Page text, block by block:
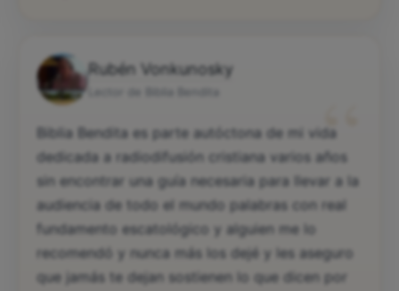
Rubén Vonkunosky
“
Biblia Bendita es parte autóctona de mi vida
dedicada a radiodifusión cristiana varios años
sin encontrar una guía necesaria para llevar a la
audiencia de todo el mundo palabras con real
fundamento escatológico y alguien me lo
recomendó y nunca más los dejé y les aseguro
que jamás te dejan sostienen lo que dicen por